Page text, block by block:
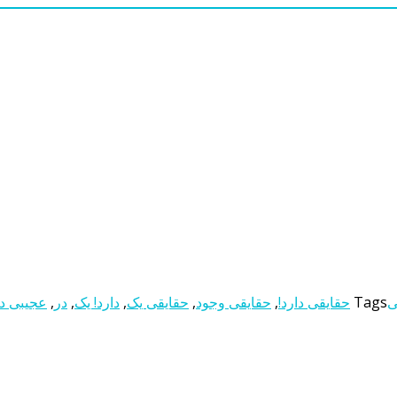
Tags حقایقی دارد!, حقایقی وجود, حقایقی یک, دارد! یک, در , عجیبی